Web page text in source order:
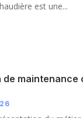
est une...
de maintenance